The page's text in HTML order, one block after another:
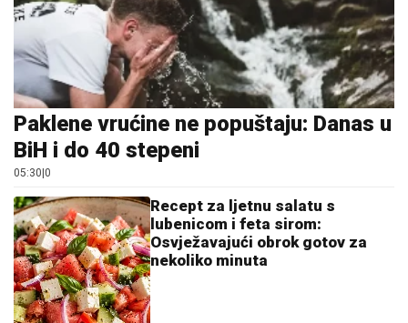
Paklene vrućine ne popuštaju: Danas u
BiH i do 40 stepeni
05:30|0
Recept za ljetnu salatu s
lubenicom i feta sirom:
Osvježavajući obrok gotov za
nekoliko minuta